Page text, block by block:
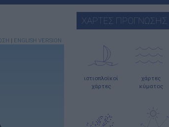
| ENGLISH VERSION
ΧΑΡΤΕΣ ΠΡΟΓΝΩΣΗΣ
ιστιοπλοϊκοί
χάρτες
χάρτες
κύματος